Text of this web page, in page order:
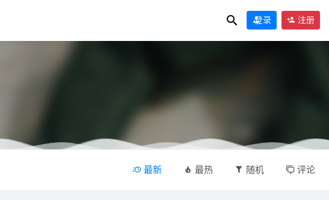
登录 注册
最新 最热 随机 评论